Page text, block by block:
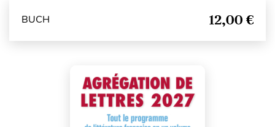
BUCH 12,00 €